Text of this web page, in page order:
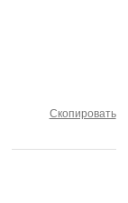
Скопировать